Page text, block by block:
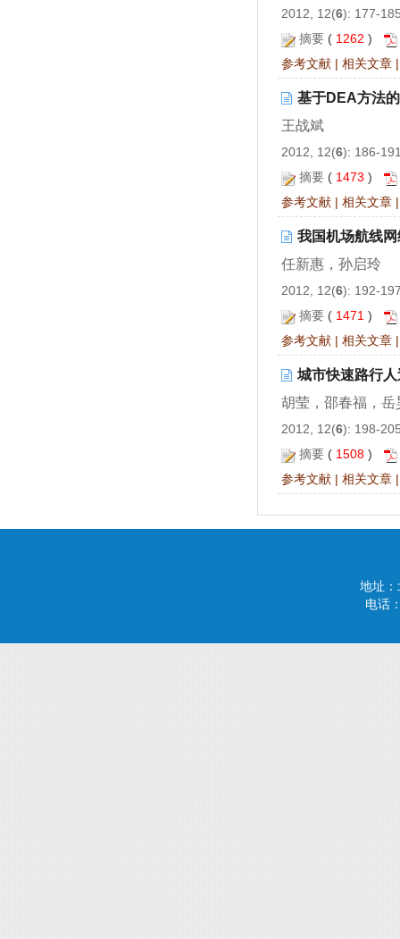
2012, 12(6): 177-
摘要 ( 1262)
参考文献 |相关文章
基于DEA方法
王战斌
2012, 12(6): 186-
摘要 ( 1473)
参考文献 |相关文章
我国机场航线
任新惠，孙启玲
2012, 12(6): 192-
摘要 ( 1471)
参考文献 |相关文章
城市快速路行
胡莹，邵春福，岳
2012, 12(6): 198-
摘要 ( 1508)
参考文献 |相关文章
地址
电话